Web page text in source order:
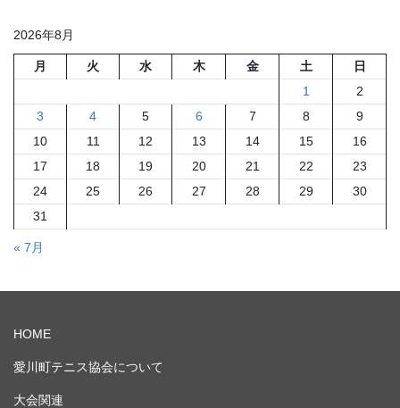
2026年8月
月 火 水 木 金 土
日
1
2
3
4 5 6 7 8
9
10
11 12 13 14 15
16
17
18 19 20 21 22
23
24
25 26 27 28 29
30
31
« 7月
HOME
愛川町テニス協会について
大会関連